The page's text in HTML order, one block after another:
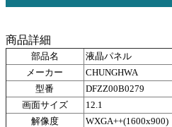
商品詳細
部品名
液晶パネル
メーカー
CHUNGHWA
型番
DFZZ00B0279
画面サイズ
12.1
解像度
WXGA++(1600x900)